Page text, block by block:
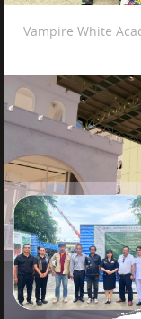
Vampire White